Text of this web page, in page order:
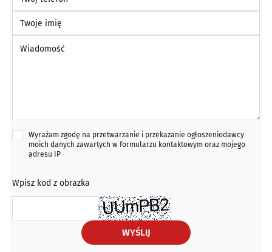
Wyrażam zgodę na przetwarzanie i przekazanie ogłoszeniodawcy
moich danych zawartych w formularzu kontaktowym oraz mojego
adresu IP
Wpisz kod z obrazka
WYŚLIJ